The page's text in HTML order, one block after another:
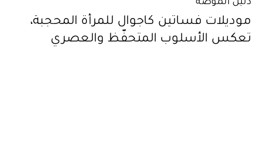
دليل الموضة
موديلات فساتين كاجوال للمرأة المحجبة،
تعكس الأسلوب المتحفّظ والعصري